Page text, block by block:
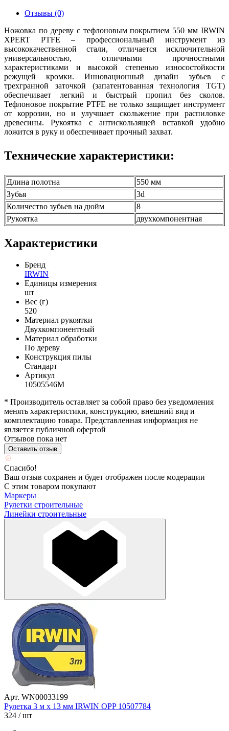
Отзывы (0)
Ножовка по дереву с тефлоновым покрытием 550 мм IRWIN
XPERT PTFE – профессиональный инструмент из
высококачественной стали, отличается исключительной
универсальностью, отличными прочностными
характеристиками и высокой степенью износостойкости
режущей кромки. Инновационный дизайн зубьев с
трехгранной заточкой (запатентованная технология TGT)
обеспечивает легкий и быстрый пропил без сколов.
Тефлоновое покрытие PTFE не только защищает инструмент
от коррозии, но и улучшает скольжение при распиловке
древесины. Рукоятка с антискользящей вставкой удобно
ложится в руку и обеспечивает прочный захват.
Технические характеристики:
Длина полотна
550 мм
Зубья
3d
Количество зубьев на дюйм
8
Рукоятка
двухкомпонентная
Характеристики
Бренд
IRWIN
Единицы измерения
шт
Вес (г)
520
Материал рукоятки
Двухкомпонентный
Материал обработки
По дереву
Конструкция пилы
Стандарт
Артикул
10505546М
* Производитель оставляет за собой право без уведомления
менять характеристики, конструкцию, внешний вид и
комплектацию товара. Представленная информация не
является публичной офертой
Отзывов пока нет
Оставить отзыв
Спасибо!
Ваш отзыв сохранен и будет отображен после модерации
С этим товаром покупают
Маркеры
Рулетки строительные
Линейки строительные
Арт. WN00033199
Рулетка 3 м х 13 мм IRWIN OPP 10507784
324 / шт